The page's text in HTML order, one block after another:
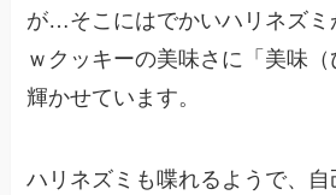
が…そこにはでかいハリネズミ
ｗクッキーの美味さに「美味
輝かせています。
ハリネズミも喋れるようで、自